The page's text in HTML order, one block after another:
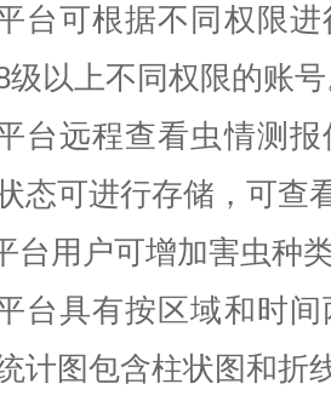
台可根据不同权限
级以上不同权限的账
台远程查看虫情测
态可进行存储，可查
台用户可增加害虫种
台具有按区域和时
计图包含柱状图和折